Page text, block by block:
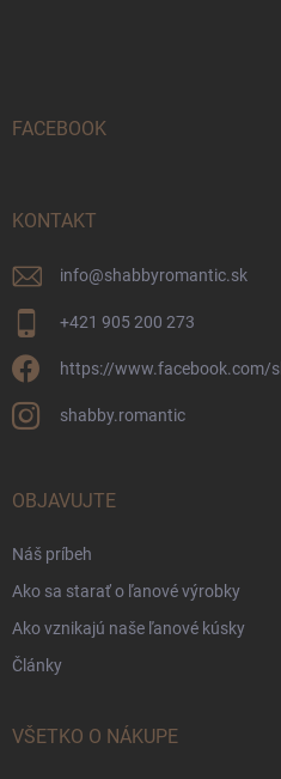
FACEBOOK
KONTAKT
info@shabbyromantic.sk
+421 905 200 273
https://www.facebook.com/
shabby.romantic
OBJAVUJTE
Náš príbeh
Ako sa starať o ľanové výrobky
Ako vznikajú naše ľanové kúsky
Články
VŠETKO O NÁKUPE